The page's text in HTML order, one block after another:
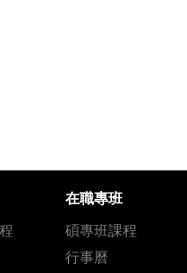
在職專班
碩專班課程
行事曆